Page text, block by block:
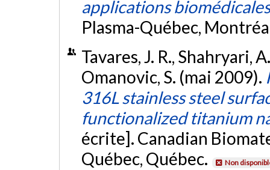
applications biomédicales
Plasma-Québec,
Tavares, J. R., Shahryari,
Omanovic, S. (mai 2009).
316L stainless steel
functionalized titanium
écrite]. Canadian
Québec, Québec.
Non